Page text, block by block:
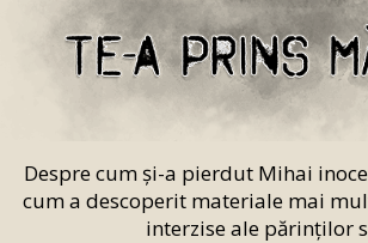
Despre cum și-a pierdut Mihai
cum a descoperit materiale mai
interzise ale părinților